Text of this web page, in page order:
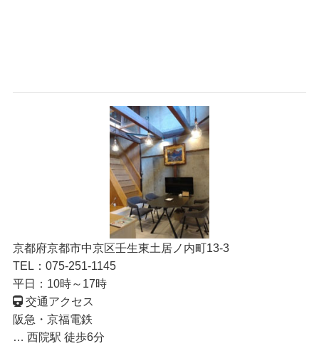
京都府京都市中京区壬生東土居ノ内町13-3
TEL：075-251-1145
平日：10時～17時
交通アクセス
阪急・京福電鉄
… 西院駅 徒歩6分